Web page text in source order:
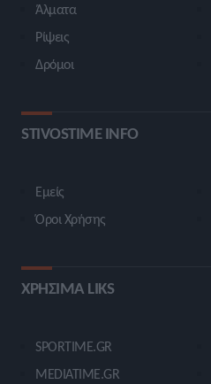
Άλματα
Ρίψεις
Δρόμοι
STIVOSTIME INFO
Εμείς
Όροι Χρήσης
ΧΡΗΣΙΜΑ LIKS
SPORTIME.GR
MEDIATIME.GR